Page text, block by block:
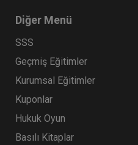
Diğer Menü
SSS
Geçmiş Eğitimler
Kurumsal Eğitimler
Kuponlar
Hukuk Oyun
Basılı Kitaplar